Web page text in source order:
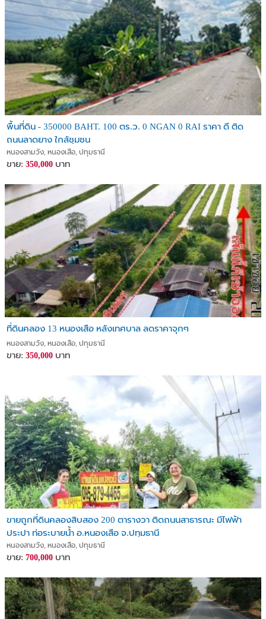
พื้นที่ดิน - 350000 BAHT. 100 ตร.ว. 0 NGAN 0 RAI ราคา ดี ติด
ถนนลาดยาง ใกล้ชุมชน
หนองสามวัง, หนองเสือ, ปทุมธานี
ขาย: 350,000 บาท
ที่ดินคลอง 13 หนองเสือ หลังเทศบาล ลดราคาจุกๆ
หนองสามวัง, หนองเสือ, ปทุมธานี
ขาย: 350,000 บาท
ขายถูกที่ดินคลองสิบสอง 200 ตารางวา ติดถนนสาธารณะ มีไฟฟ้า
ประปา ท่อระบายน้ำ อ.หนองเสือ จ.ปทุมธานี
หนองสามวัง, หนองเสือ, ปทุมธานี
ขาย: 700,000 บาท